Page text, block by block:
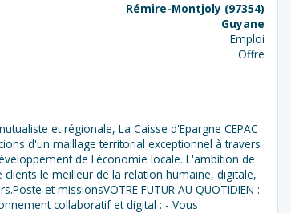
Rémire-Montjoly (97354)
Guyane
Emploi
Offre
et régionale, La Caisse d'Epargne CEPAC
d'un maillage territorial exceptionnel à travers
de l'économie locale. L'ambition de
le meilleur de la relation humaine, digitale,
et missionsVOTRE FUTUR AU QUOTIDIEN :
collaboratif et digital : - Vous